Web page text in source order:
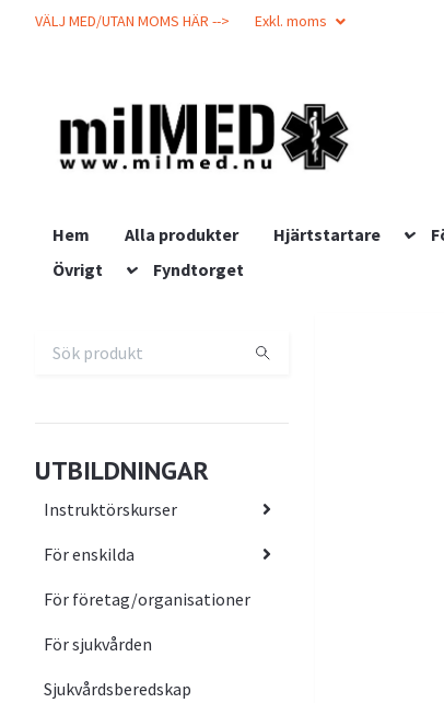
VÄLJ MED/UTAN MOMS HÄR --> Exkl. moms
Hem Alla produkter Hjärtstartare
Övrigt
Fyndtorget
UTBILDNINGAR
Instruktörskurser
För enskilda
För företag/organisationer
För sjukvården
Sjukvårdsberedskap